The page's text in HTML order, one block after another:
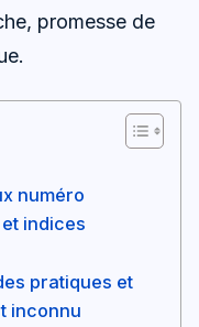
promesse de
numéro
indices
pratiques et
inconnu